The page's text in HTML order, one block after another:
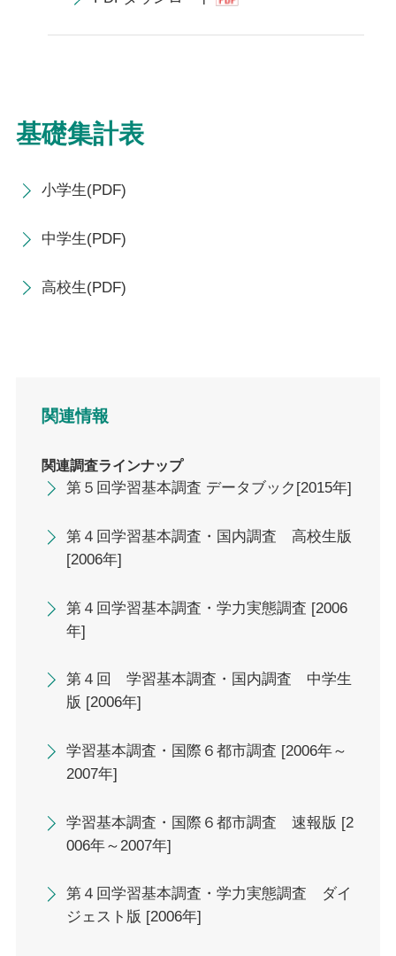
基礎集計表
小学生(PDF)
中学生(PDF)
高校生(PDF)
関連情報
関連調査ラインナップ
第５回学習基本調査 データブック[2015年]
第４回学習基本調査・国内調査 高校生版
[2006年]
第４回学習基本調査・学力実態調査 [2006
年]
第４回 学習基本調査・国内調査 中学生
版 [2006年]
学習基本調査・国際６都市調査 [2006年～
2007年]
学習基本調査・国際６都市調査 速報版 [2
006年～2007年]
第４回学習基本調査・学力実態調査 ダイ
ジェスト版 [2006年]